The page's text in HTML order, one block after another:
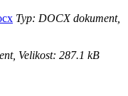
Typ: DOCX dokument,
Velikost: 287.1 kB